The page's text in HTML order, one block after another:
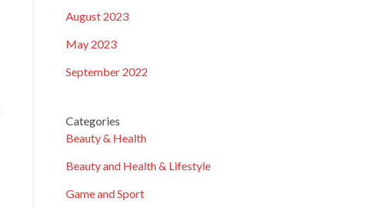
August 2023
May 2023
September 2022
Categories
Beauty & Health
Beauty and Health & Lifestyle
Game and Sport